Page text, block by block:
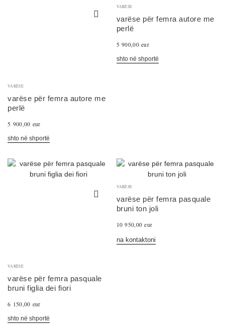
VARËSE
varëse për femra autore me
perlë
5 900,00 eur
shto në shportë
VARËSE
varëse për femra autore me
perlë
5 900,00 eur
shto në shportë
VARËSE
varëse për femra pasquale
bruni figlia dei fiori
6 150,00 eur
shto në shportë
VARËSE
varëse për femra pasquale
bruni ton joli
10 950,00 eur
na kontaktoni